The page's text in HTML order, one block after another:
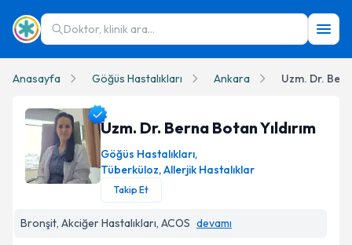
Doktor, klinik ara...
Anasayfa Göğüs Hastalıkları Ankara Uzm. Dr.
Uzm. Dr. Berna Botan Yıldırım Profil Fotoğrafı
Uzm. Dr. Berna Botan Yıldırım
Göğüs Hastalıkları,
Tüberküloz, Allerjik Hastalıklar
Takip Et
Bronşit, Akciğer Hastalıkları, ACOS devamı